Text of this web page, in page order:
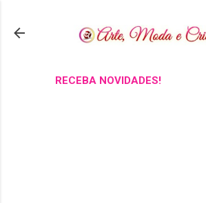
RECEBA NOVIDADES!